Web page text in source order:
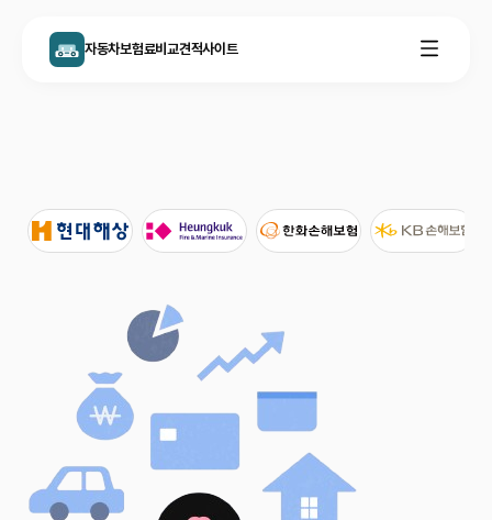
자동차보험료비교견적사이트